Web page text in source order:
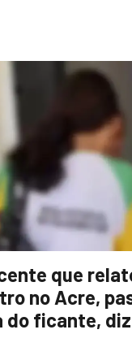
que
no Acre,
do ficante, diz